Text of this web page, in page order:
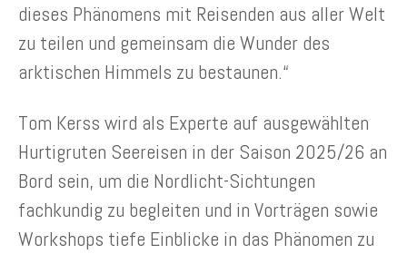
dieses Phänomens mit Reisenden aus aller Welt
zu teilen und gemeinsam die Wunder des
arktischen Himmels zu bestaunen.“
Tom Kerss wird als Experte auf ausgewählten
Hurtigruten Seereisen in der Saison 2025/26 an
Bord sein, um die Nordlicht-Sichtungen
fachkundig zu begleiten und in Vorträgen sowie
Workshops tiefe Einblicke in das Phänomen zu